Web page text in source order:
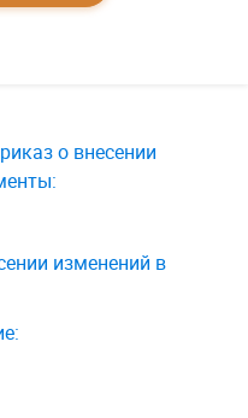
о внесении
изменений в